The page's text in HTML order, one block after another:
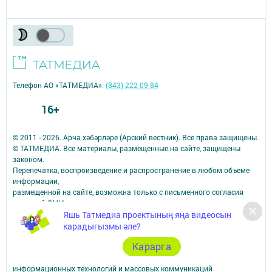
Яшь Татмедиа проектының яңа видеосын
карадыгызмы әле?
Карарга
© 2011 - 2026. Арча хәбәрләре (Арский вестник). Все права защищены.
© ТАТМЕДИА. Все материалы, размещенные на сайте, защищены
законом.
Перепечатка, воспроизведение и распространение в любом объеме
информации,
размещенной на сайте, возможна только с письменного согласия
редакций СМИ.
При поддержке Республиканского агентства по печати и массовым
коммуникациям.
Наименование СМИ: Арча хәбәрләре (Арский вестник)
СМИ зарегистрировано Федеральной службой по надзору в сфере
информационных технологий и массовых коммуникаций
Телефон АО «ТАТМЕДИА»:(843) 222 09 84
16+